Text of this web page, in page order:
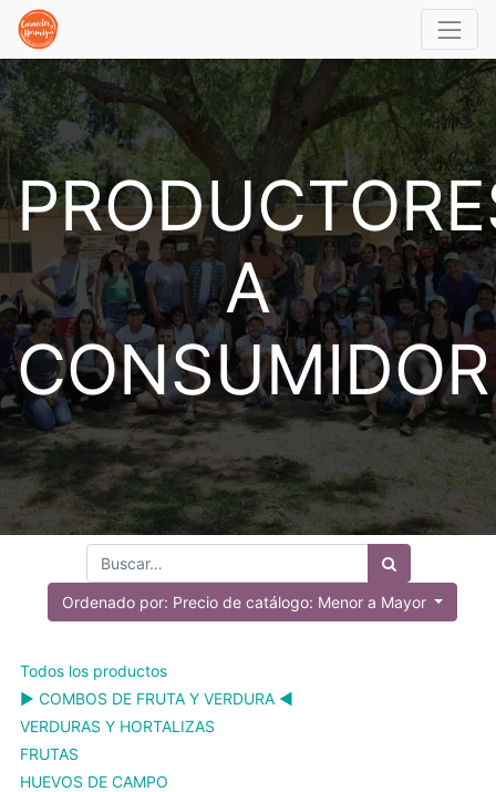
A
Ordenado por: Precio de catálogo: Menor a Mayor
Todos los productos
▶️ COMBOS DE FRUTA Y VERDURA ◀️
VERDURAS Y HORTALIZAS
FRUTAS
HUEVOS DE CAMPO